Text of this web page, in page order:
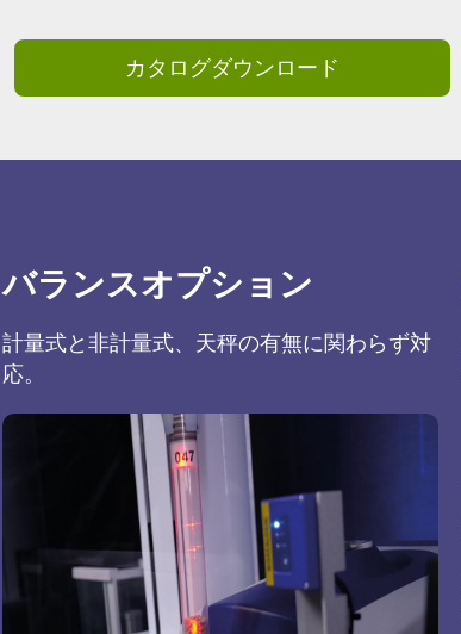
カタログダウンロード
バランスオプション
計量式と非計量式、天秤の有無に関わらず対
応。